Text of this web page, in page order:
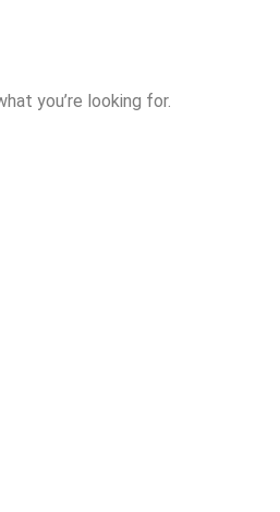
you’re looking for.